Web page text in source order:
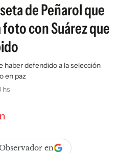
de Peñarol que
con Suárez que
defendido a la selección
en paz
hs
en